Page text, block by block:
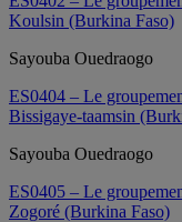
Koulsin (Burkina Faso)
Sayouba Ouedraogo
ES0404 – Le
Bissigaye-taamsin
Sayouba Ouedraogo
ES0405 – Le
Zogoré (Burkina Faso)